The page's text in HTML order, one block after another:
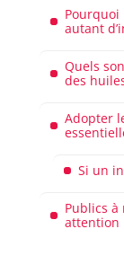
autant
Quels
des
Adopter
Si un
Publics
attention